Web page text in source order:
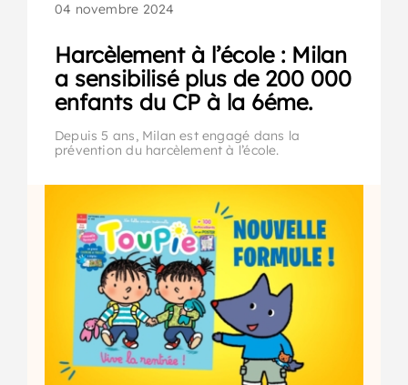
04 novembre 2024
Harcèlement à l’école : Milan
a sensibilisé plus de 200 000
enfants du CP à la 6éme.
Depuis 5 ans, Milan est engagé dans la
prévention du harcèlement à l’école.